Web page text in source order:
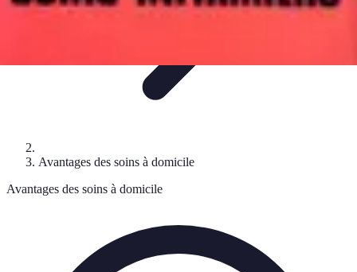
Avantages des soins à domicile
Avantages des soins à domicile